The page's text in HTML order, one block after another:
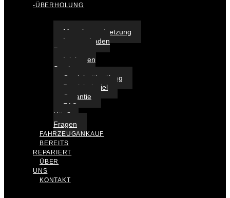
-ÜBERHOLUNG
Motorinstandsetzung
Lagerschaden
Reparatur
Injektoren
Service
Getriebeölspülung
Praxisbeispiel
Garantie
FAQ
Häufige
Fragen
FAHRZEUGANKAUF
BEREITS
REPARIERT
ÜBER
UNS
KONTAKT